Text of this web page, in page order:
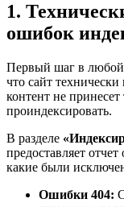
1.
ошибок
Первый шаг в любой
что сайт
контент не
проиндексировать.
В разделе
предоставляет
какие были
Ошибки 404: